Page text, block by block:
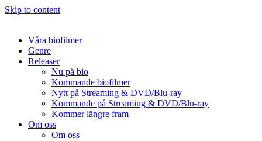
Skip to content
Våra biofilmer
Genre
Releaser
Nu på bio
Kommande biofilmer
Nytt på Streaming & DVD/Blu-ray
Kommande på Streaming & DVD/Blu-ray
Kommer längre fram
Om oss
Om oss